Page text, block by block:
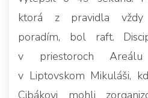
ktorá z pravidla vždy
poradím, bol raft.
v priestoroch
v Liptovskom Mikuláši,
Cibákovi mohli